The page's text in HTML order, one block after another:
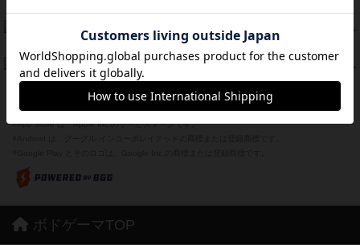
PT
紹介文なし 1件の投稿
PT
ドコジャン
紹介文あり 10件の投稿
※Apple、Apple のロゴ は、米国および他の国々で登録されたApple Inc.の商標です。
※App Store は、Apple Inc.のサービスマークです。
ボドゲーマTOP